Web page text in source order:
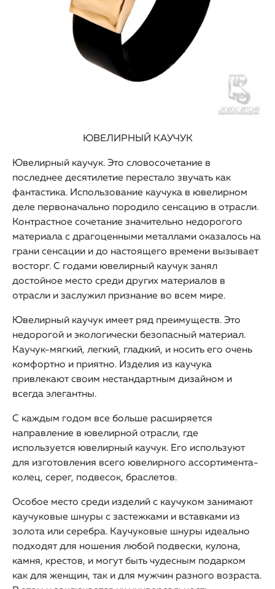
ЮВЕЛИРНЫЙ КАУЧУК
Ювелирный каучук. Это словосочетание в
последнее десятилетие перестало звучать как
фантастика. Использование каучука в ювелирном
деле первоначально породило сенсацию в отрасли.
Контрастное сочетание значительно недорогого
материала с драгоценными металлами оказалось на
грани сенсации и до настоящего времени вызывает
восторг. С годами ювелирный каучук занял
достойное место среди других материалов в
отрасли и заслужил признание во всем мире.
Ювелирный каучук имеет ряд преимуществ. Это
недорогой и экологически безопасный материал.
Каучук-мягкий, легкий, гладкий, и носить его очень
комфортно и приятно. Изделия из каучука
привлекают своим нестандартным дизайном и
всегда элегантны.
С каждым годом все больше расширяется
направление в ювелирной отрасли, где
используется ювелирный каучук. Его используют
для изготовления всего ювелирного ассортимента-
колец, серег, подвесок, браслетов.
Особое место среди изделий с каучуком занимают
каучуковые шнуры с застежками и вставками из
золота или серебра. Каучуковые шнуры идеально
подходят для ношения любой подвески, кулона,
камня, крестов, и могут быть чудесным подарком
как для женщин, так и для мужчин разного возраста.